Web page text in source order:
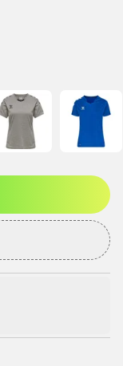
dig som medlem